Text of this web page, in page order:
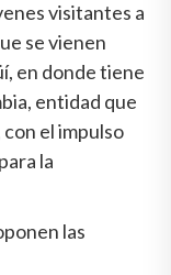
visitantes a
se vienen
en donde tiene
entidad que
el impulso
la
las